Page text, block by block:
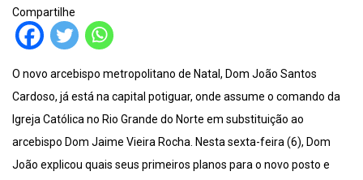
Compartilhe
O novo arcebispo metropolitano de Natal, Dom João Santos
Cardoso, já está na capital potiguar, onde assume o comando da
Igreja Católica no Rio Grande do Norte em substituição ao
arcebispo Dom Jaime Vieira Rocha. Nesta sexta-feira (6), Dom
João explicou quais seus primeiros planos para o novo posto e